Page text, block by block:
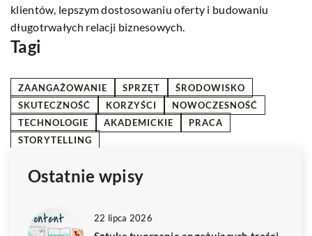
klientów, lepszym dostosowaniu oferty i budowaniu
długotrwałych relacji biznesowych.
Tagi
ZAANGAŻOWANIE SPRZĘT
ŚRODOWISKO
SKUTECZNOŚĆ
KORZYŚCI
NOWOCZESNOŚĆ
TECHNOLOGIE
AKADEMICKIE
PRACA
STORYTELLING
Ostatnie wpisy
22 lipca 2026